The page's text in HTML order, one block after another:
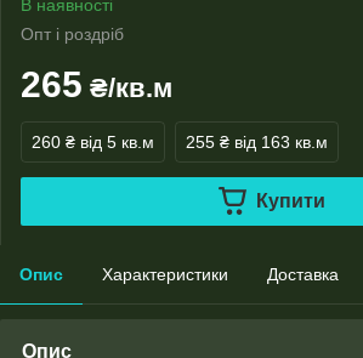
В наявності
Опт і роздріб
265 ₴/кв.м
260 ₴ від 5 кв.м 255 ₴ від 163 кв.м
Купити
Опис Характеристики Доставка
Опис